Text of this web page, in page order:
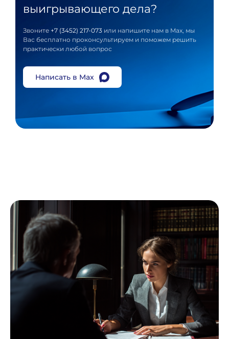
выигрывающего дела?
Звоните +7 (3452) 217-073 или напишите нам в Max, мы
Вас бесплатно проконсультируем и поможем решить
практически любой вопрос
Написать в Max